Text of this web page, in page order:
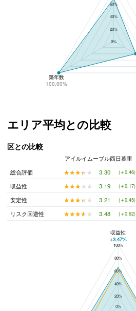
60%
40%
20%
0%
築年数
100.00%
エリア平均との比較
区との比較
アイルイムーブル西日暮里
総合評価
★★★★★
★★★★★ 3.30 (＋0.46)
収益性
★★★★★
★★★★★ 3.19 (＋0.17)
安定性
★★★★★
★★★★★ 3.21 (＋0.45)
リスク回避性
★★★★★
★★★★★ 3.48 (＋0.62)
アイルイムーブル西日暮里と荒川区の平均値の総合評価の比較
100%
80%
60%
40%
20%
0%
収益性
+3.47%